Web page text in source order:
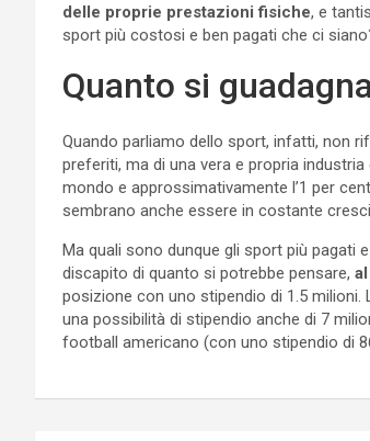
delle proprie prestazioni fisiche, e
sport più costosi e ben pagati che ci
Quanto si
Quando parliamo dello sport, infatti, non
preferiti, ma di una vera e propria
mondo e approssimativamente l’1 per
sembrano anche essere in costante
Ma quali sono dunque gli sport più pagati
discapito di quanto si potrebbe pensare,
posizione con uno stipendio di 1.5
una possibilità di stipendio anche di 7
football americano (con uno stipendio di